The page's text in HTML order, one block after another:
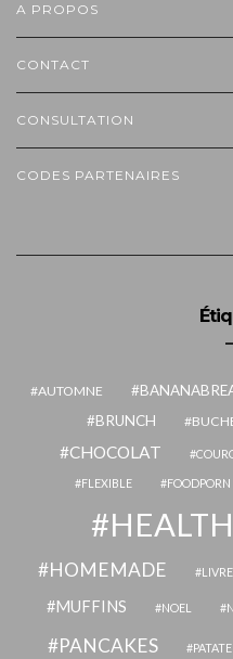
A PROPOS
CONTACT
CONSULTATION
CODES PARTENAIRES
AUTOMNE
BRUNCH
CHOCOLAT
FLEXIBLE FOODPORN
HOMEMADE LIVRE
MUFFINS NOEL
PANCAKES